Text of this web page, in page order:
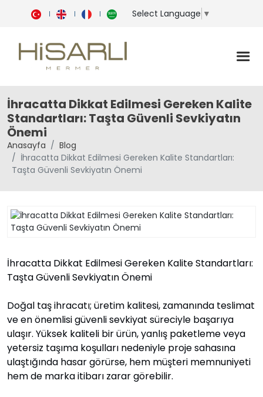
Select Language ▼
İhracatta Dikkat Edilmesi Gereken Kalite
Standartları: Taşta Güvenli Sevkiyatın
Önemi
Anasayfa
Blog
İhracatta Dikkat Edilmesi Gereken Kalite Standartları:
Taşta Güvenli Sevkiyatın Önemi
İhracatta Dikkat Edilmesi Gereken Kalite Standartları:
Taşta Güvenli Sevkiyatın Önemi
Doğal taş ihracatı; üretim kalitesi, zamanında teslimat
ve en önemlisi güvenli sevkiyat süreciyle başarıya
ulaşır. Yüksek kaliteli bir ürün, yanlış paketleme veya
yetersiz taşıma koşulları nedeniyle proje sahasına
ulaştığında hasar görürse, hem müşteri memnuniyeti
hem de marka itibarı zarar görebilir.